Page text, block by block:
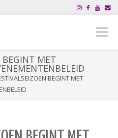
Toggle
BEGINT MET
BEGINT MET